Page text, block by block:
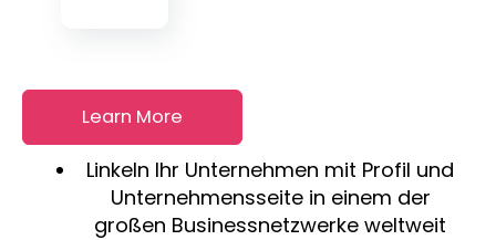
Learn More
LinkeIn Ihr Unternehmen mit Profil und
Unternehmensseite in einem der
großen Businessnetzwerke weltweit